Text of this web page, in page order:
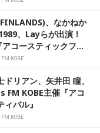
、なかねか
、Layらが出演！
コースティックフェ
KOBE
リアン、矢井田 瞳、
FM KOBE主催『アコ
バル』
KOBE